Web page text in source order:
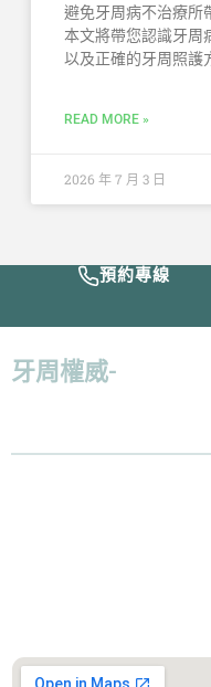
避免牙周病不治療所
本文將帶您認識牙周
以及正確的牙周照護
READ MORE »
2026 年 7 月 3 日
預約專線
牙周權威-